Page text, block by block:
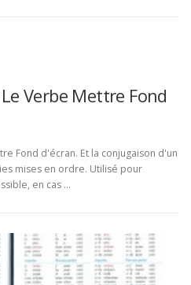
Verbe Mettre Fond
Fond d'écran. Et la conjugaison d'un
mises en ordre. Utilisé pour
en cas …